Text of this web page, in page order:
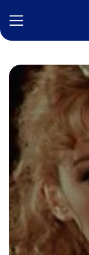
Фильмы
Статьи
О нас